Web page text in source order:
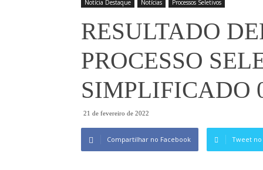
Notícia Destaque Notícias Processos Seletivos
RESULTADO
PROCESSO
SIMPLIFICADO
21 de fevereiro de 2022
Compartilhar no Facebook Tweet